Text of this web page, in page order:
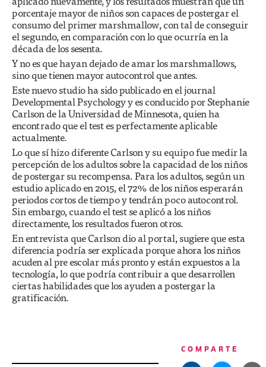
porcentaje mayor de niños son capaces de postergar el
consumo del primer marshmallow, con tal de conseguir
el segundo, en comparación con lo que ocurría en la
década de los sesenta.
Y no es que hayan dejado de amar los marshmallows,
sino que tienen mayor autocontrol que antes.
Este nuevo studio ha sido publicado en el journal
Developmental Psychology y es conducido por Stephanie
Carlson de la Universidad de Minnesota, quien ha
encontrado que el test es perfectamente aplicable
actualmente.
Lo que sí hizo diferente Carlson y su equipo fue medir la
percepción de los adultos sobre la capacidad de los niños
de postergar su recompensa. Para los adultos, según un
estudio aplicado en 2015, el 72% de los niños esperarán
periodos cortos de tiempo y tendrán poco autocontrol.
Sin embargo, cuando el test se aplicó a los niños
directamente, los resultados fueron otros.
En entrevista que Carlson dio al portal, sugiere que esta
diferencia podría ser explicada porque ahora los niños
acuden al pre escolar más pronto y están expuestos a la
tecnología, lo que podría contribuir a que desarrollen
ciertas habilidades que los ayuden a postergar la
gratificación.
COMPARTE